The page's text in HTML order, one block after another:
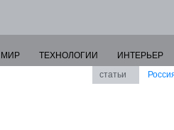
МИР ТЕХНОЛОГИИ
ИНТЕРЬЕР
статьи